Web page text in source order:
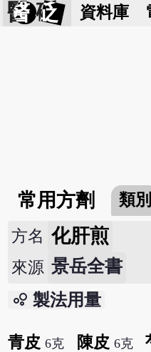
醫 砭 資料庫
常用方劑 類別
方名 化肝煎
來源 景岳全書
bubble_chart 製法用量
青皮 6克 陳皮 6克